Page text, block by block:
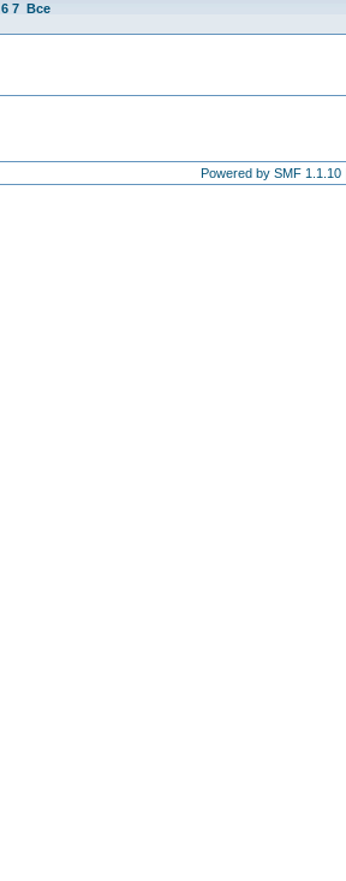
6 7 Все
Powered by SMF 1.1.10